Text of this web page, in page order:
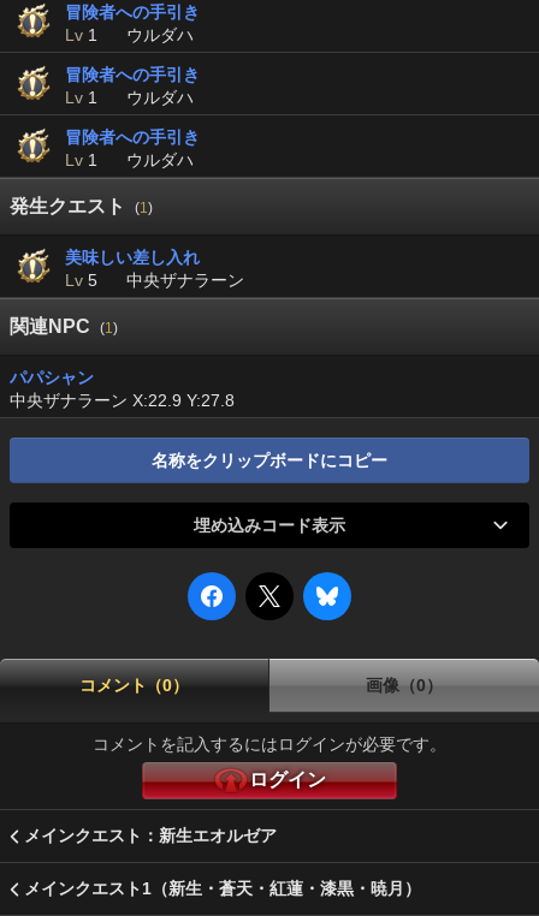
冒険者への手引き
Lv 1 ウルダハ
冒険者への手引き
Lv 1 ウルダハ
冒険者への手引き
Lv 1 ウルダハ
発生クエスト (1)
美味しい差し入れ
Lv 5 中央ザナラーン
関連NPC (1)
パパシャン
中央ザナラーン X:22.9 Y:27.8
名称をクリップボードにコピー
埋め込みコード表示
コメント（0） 画像（0）
コメントを記入するにはログインが必要です。
ログイン
メインクエスト：新生エオルゼア
メインクエスト1（新生・蒼天・紅蓮・漆黒・暁月）